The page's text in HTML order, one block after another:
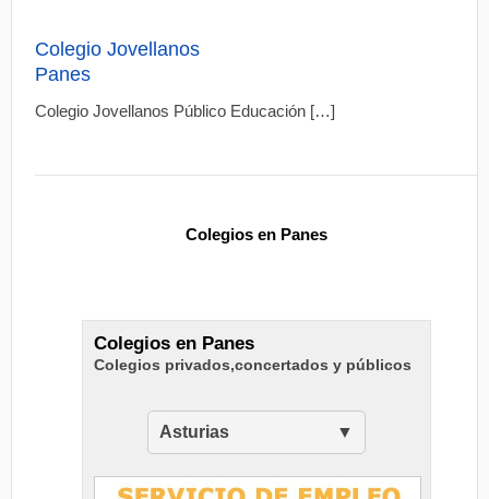
Colegio Jovellanos
Panes
Colegio Jovellanos Público Educación […]
Colegios en Panes
Colegios en Panes
Colegios privados,concertados y públicos
Asturias